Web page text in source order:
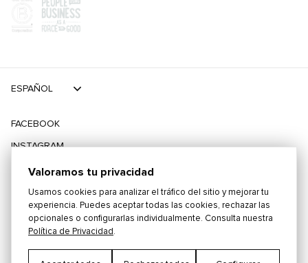
©2026 PLAYING FOR CHANGE
FACEBOOK
INSTAGRAM
TIKTOK
TWITTER
ESPAÑOL
Valoramos tu privacidad
Usamos cookies para analizar el tráfico del sitio y mejorar tu
experiencia. Puedes aceptar todas las cookies, rechazar las
opcionales o configurarlas individualmente. Consulta nuestra
Política de Privacidad .